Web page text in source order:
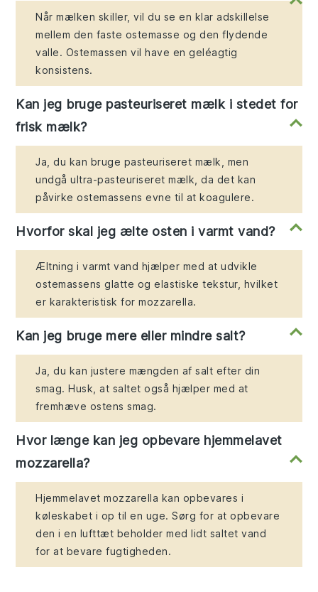
Når mælken skiller, vil du se en klar adskillelse
mellem den faste ostemasse og den flydende
valle. Ostemassen vil have en geléagtig
konsistens.
Kan jeg bruge pasteuriseret mælk i stedet for
frisk mælk?
Ja, du kan bruge pasteuriseret mælk, men
undgå ultra-pasteuriseret mælk, da det kan
påvirke ostemassens evne til at koagulere.
Hvorfor skal jeg ælte osten i varmt vand?
Æltning i varmt vand hjælper med at udvikle
ostemassens glatte og elastiske tekstur, hvilket
er karakteristisk for mozzarella.
Kan jeg bruge mere eller mindre salt?
Ja, du kan justere mængden af salt efter din
smag. Husk, at saltet også hjælper med at
fremhæve ostens smag.
Hvor længe kan jeg opbevare hjemmelavet
mozzarella?
Hjemmelavet mozzarella kan opbevares i
køleskabet i op til en uge. Sørg for at opbevare
den i en lufttæt beholder med lidt saltet vand
for at bevare fugtigheden.